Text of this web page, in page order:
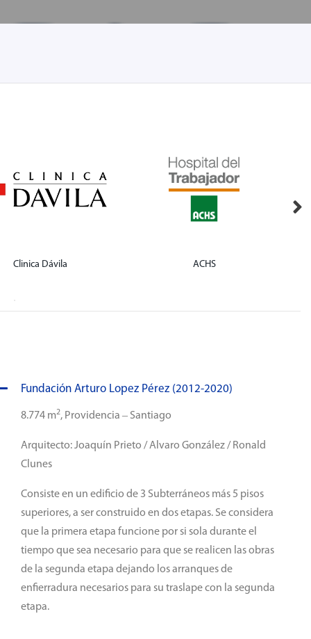
Clinica Dávila ACHS
Fundación Arturo Lopez Pérez (2012-2020)
8.774 m2, Providencia – Santiago
Arquitecto: Joaquín Prieto / Alvaro González / Ronald
Clunes
Consiste en un edificio de 3 Subterráneos más 5 pisos
superiores, a ser construido en dos etapas. Se considera
que la primera etapa funcione por si sola durante el
tiempo que sea necesario para que se realicen las obras
de la segunda etapa dejando los arranques de
enfierradura necesarios para su traslape con la segunda
etapa.